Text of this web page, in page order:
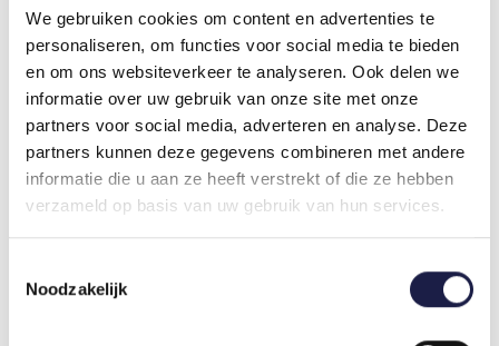
We gebruiken cookies om content en advertenties te
personaliseren, om functies voor social media te bieden
en om ons websiteverkeer te analyseren. Ook delen we
informatie over uw gebruik van onze site met onze
partners voor social media, adverteren en analyse. Deze
partners kunnen deze gegevens combineren met andere
informatie die u aan ze heeft verstrekt of die ze hebben
verzameld op basis van uw gebruik van hun services.
Noodzakelijk
€17,40 €40,30